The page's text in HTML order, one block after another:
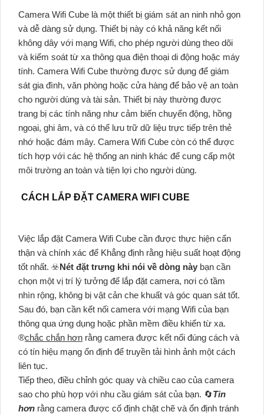
Camera Wifi Cube là một thiết bị giám sát an ninh nhỏ gọn
và dễ dàng sử dụng. Thiết bị này có khả năng kết nối
không dây với mạng Wifi, cho phép người dùng theo dõi
và kiểm soát từ xa thông qua điện thoại di động hoặc máy
tính. Camera Wifi Cube thường được sử dụng để giám
sát gia đình, văn phòng hoặc cửa hàng để bảo vệ an toàn
cho người dùng và tài sản. Thiết bị này thường được
trang bị các tính năng như cảm biến chuyển động, hồng
ngoại, ghi âm, và có thể lưu trữ dữ liệu trực tiếp trên thẻ
nhớ hoặc đám mây. Camera Wifi Cube còn có thể được
tích hợp với các hệ thống an ninh khác để cung cấp một
môi trường an toàn và tiện lợi cho người dùng.
CÁCH LẮP ĐẶT CAMERA WIFI CUBE
Việc lắp đặt Camera Wifi Cube cần được thực hiện cẩn
thận và chính xác để Khẳng định rằng hiệu suất hoạt động
tốt nhất. ☣️Nét đặt trưng khi nói về dòng này bạn cần
chọn một vị trí lý tưởng để lắp đặt camera, nơi có tầm
nhìn rộng, không bị vật cản che khuất và góc quan sát tốt.
Sau đó, bạn cần kết nối camera với mạng Wifi của bạn
thông qua ứng dụng hoặc phần mềm điều khiển từ xa.
®️chắc chắn hơn rằng camera được kết nối đúng cách và
có tín hiệu mạng ổn định để truyền tải hình ảnh một cách
liên tục.
Tiếp theo, điều chỉnh góc quay và chiều cao của camera
sao cho phù hợp với nhu cầu giám sát của bạn. 🔄Tin
hơn rằng camera được cố định chặt chẽ và ổn định tránh